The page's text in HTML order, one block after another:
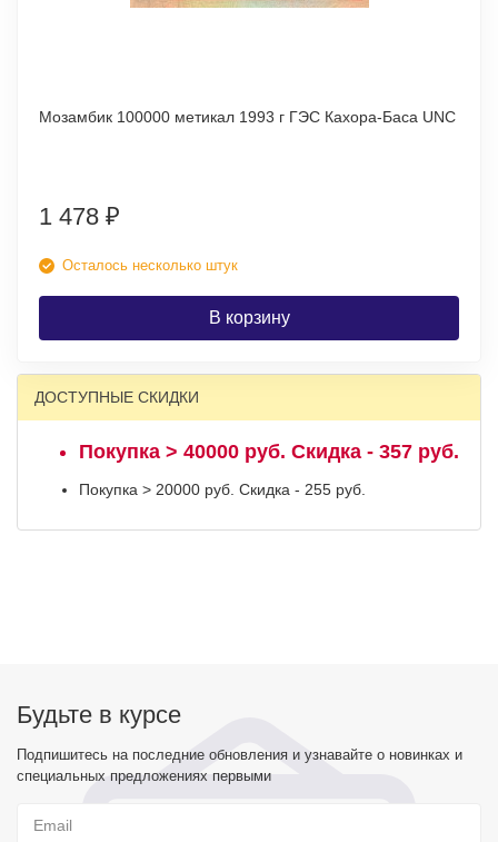
Мозамбик 100000 метикал 1993 г ГЭС Кахора-Баса UNC
1 478 ₽
Осталось несколько штук
В корзину
ДОСТУПНЫЕ СКИДКИ
Покупка > 40000 руб. Скидка - 357 руб.
Покупка > 20000 руб. Скидка - 255 руб.
Будьте в курсе
Подпишитесь на последние обновления и узнавайте о новинках и
специальных предложениях первыми